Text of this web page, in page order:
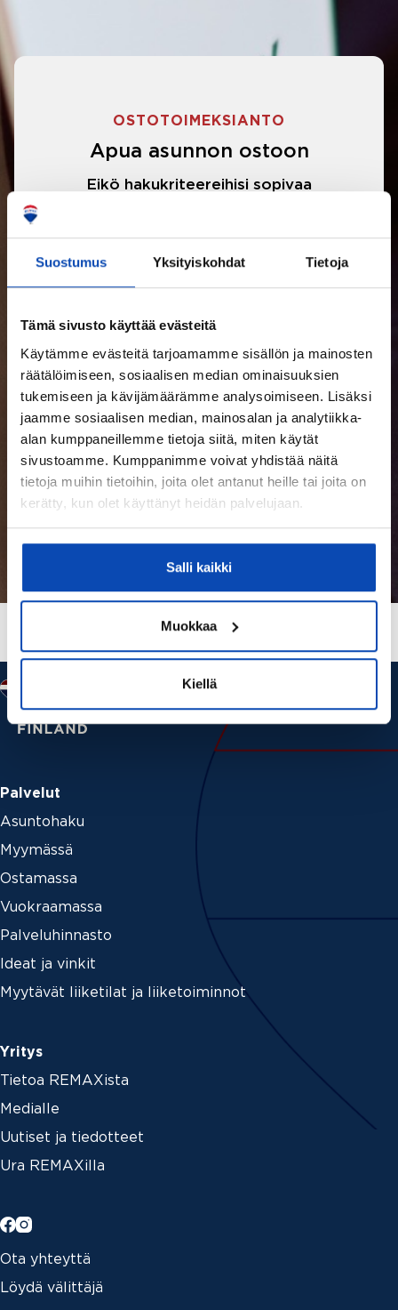
Suostumus Yksityiskohdat Tietoja
Tämä sivusto käyttää evästeitä
Käytämme evästeitä tarjoamamme sisällön ja mainosten
räätälöimiseen, sosiaalisen median ominaisuuksien
tukemiseen ja kävijämäärämme analysoimiseen. Lisäksi
jaamme sosiaalisen median, mainosalan ja analytiikka-
alan kumppaneillemme tietoja siitä, miten käytät
sivustoamme. Kumppanimme voivat yhdistää näitä
tietoja muihin tietoihin, joita olet antanut heille tai joita on
kerätty, kun olet käyttänyt heidän palvelujaan.
Salli kaikki
Muokkaa
Kiellä
OSTOTOIMEKSIANTO
Apua asunnon ostoon
Eikö hakukriteereihisi sopivaa
LUE LISÄÄ
Palvelut
Asuntohaku
Myymässä
Ostamassa
Vuokraamassa
Palveluhinnasto
Ideat ja vinkit
Myytävät liiketilat ja liiketoiminnot
Yritys
Tietoa REMAXista
Medialle
Uutiset ja tiedotteet
Ura REMAXilla
Ota yhteyttä
Löydä välittäjä